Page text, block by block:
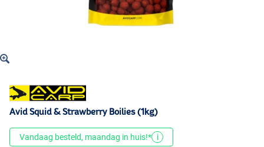
Avid Squid & Strawberry Boilies (1kg)
Vandaag besteld, maandag in huis!* i